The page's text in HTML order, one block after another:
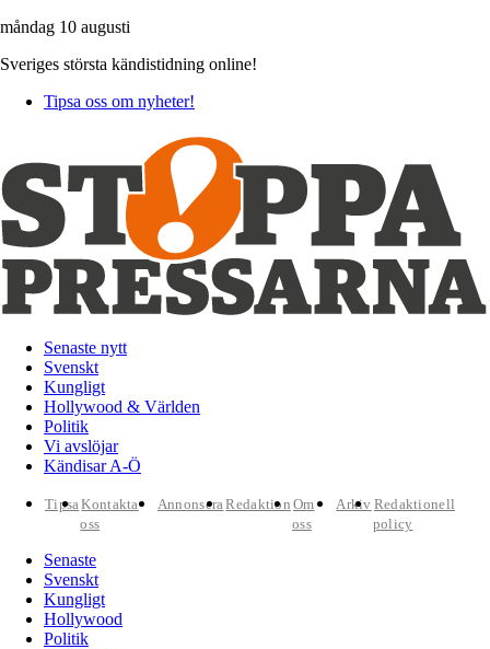
måndag 10 augusti
Sveriges största kändistidning online!
Tipsa oss om nyheter!
Senaste nytt
Svenskt
Kungligt
Hollywood & Världen
Politik
Vi avslöjar
Kändisar A-Ö
TipsaKontakta
oss
AnnonseraRedaktion Om
oss
Arkiv Redaktionell
policy
Senaste
Svenskt
Kungligt
Hollywood
Politik